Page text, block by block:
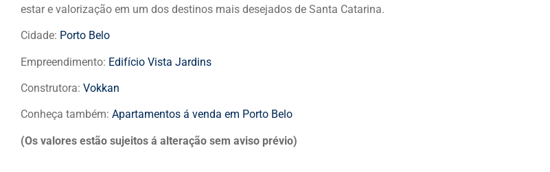
estar e valorização em um dos destinos mais desejados de Santa Catarina.
Cidade: Porto Belo
Empreendimento: Edifício Vista Jardins
Construtora: Vokkan
Conheça também: Apartamentos á venda em Porto Belo
(Os valores estão sujeitos á alteração sem aviso prévio)